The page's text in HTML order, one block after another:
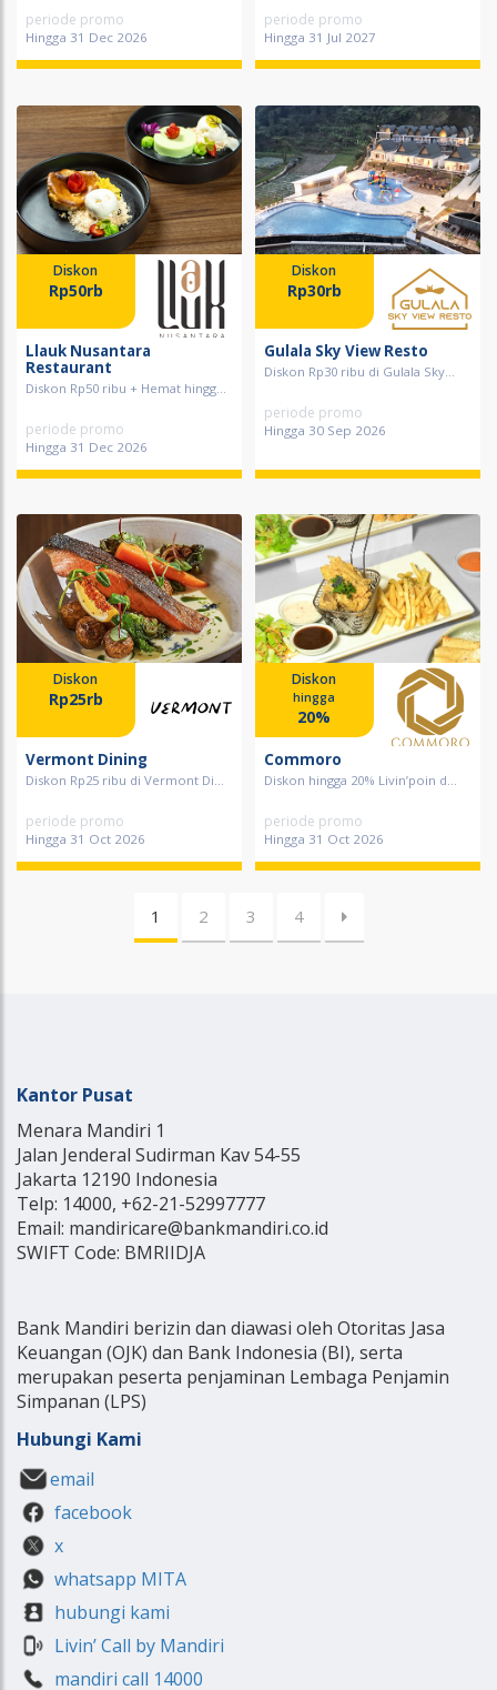
periode promo
Hingga 31 Dec 2026
periode promo
Hingga 31 Jul 2027
Diskon
Rp50rb
Llauk Nusantara
Restaurant
Diskon Rp50 ribu + Hemat hingg...
periode promo
Hingga 31 Dec 2026
Diskon
Rp30rb
Gulala Sky View Resto
Diskon Rp30 ribu di Gulala Sky...
periode promo
Hingga 30 Sep 2026
Diskon
Rp25rb
Vermont Dining
Diskon Rp25 ribu di Vermont Di...
periode promo
Hingga 31 Oct 2026
Diskon
hingga
20%
Commoro
Diskon hingga 20% Livin’poin d...
periode promo
Hingga 31 Oct 2026
1 2 3 4
Kantor Pusat
Menara Mandiri 1
Jalan Jenderal Sudirman Kav 54-55
Jakarta 12190 Indonesia
Telp: 14000, +62-21-52997777
Email: mandiricare@bankmandiri.co.id
SWIFT Code: BMRIIDJA
Bank Mandiri berizin dan diawasi oleh Otoritas Jasa
Keuangan (OJK) dan Bank Indonesia (BI), serta
merupakan peserta penjaminan Lembaga Penjamin
Simpanan (LPS)
Hubungi Kami
email
facebook
x
whatsapp MITA
hubungi kami
Livin’ Call by Mandiri
mandiri call 14000